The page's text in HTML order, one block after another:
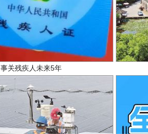
事关残疾人未来5年